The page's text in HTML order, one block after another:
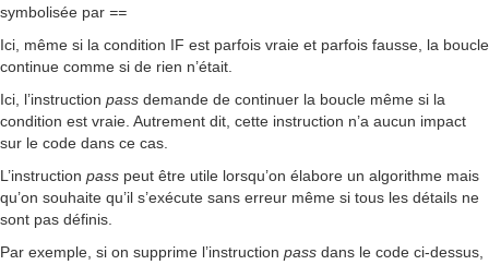
symbolisée par ==
Ici, même si la condition IF est parfois vraie et parfois fausse, la boucle
continue comme si de rien n’était.
Ici, l’instruction pass demande de continuer la boucle même si la
condition est vraie. Autrement dit, cette instruction n’a aucun impact
sur le code dans ce cas.
L’instruction pass peut être utile lorsqu’on élabore un algorithme mais
qu’on souhaite qu’il s’exécute sans erreur même si tous les détails ne
sont pas définis.
Par exemple, si on supprime l’instruction pass dans le code ci-dessus,